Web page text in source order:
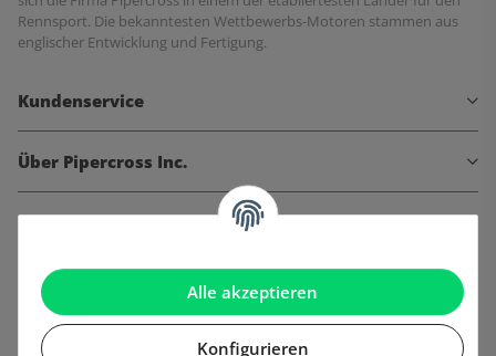
Alle akzeptieren
Konfigurieren
Rennsport. Die bekanntesten Wettbewerbs-Motoren stammen aus
englischer Entwicklung und Fertigung.
Kundenservice
Über Pipercross Inc.
Informationen
Gesetzliche Informationen